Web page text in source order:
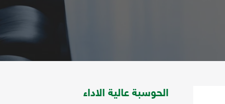
الحوسبة عالية الاداء